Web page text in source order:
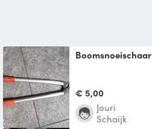
Boomsnoeischaar
€ 5,00
Jouri
Schaijk